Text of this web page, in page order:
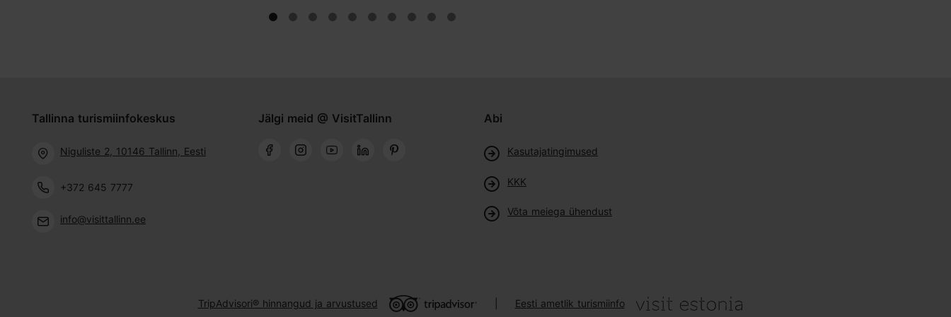
Tallinna turismiinfokeskus
Niguliste 2, 10146 Tallinn, Eesti
+372 645 7777
info@visittallinn.ee
Jälgi meid @ VisitTallinn Abi
Kasutajatingimused
KKK
Võta meiega ühendust
TripAdvisori® hinnangud ja arvustused Eesti ametlik turismiinfo